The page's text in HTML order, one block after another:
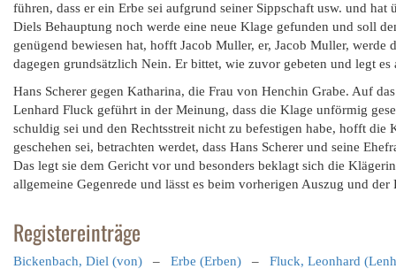
führen, dass er ein Erbe sei aufgrund seiner Sippschaft usw. und
Diels Behauptung noch werde eine neue Klage gefunden und soll
genügend bewiesen hat, hofft Jacob Muller, er, Jacob Muller,
dagegen grundsätzlich Nein. Er bittet, wie zuvor gebeten und legt
Hans Scherer gegen Katharina, die Frau von Henchin Grabe. Auf
Lenhard Fluck geführt in der Meinung, dass die Klage unförmig
schuldig sei und den Rechtsstreit nicht zu befestigen habe, hofft
geschehen sei, betrachten werdet, dass Hans Scherer und seine
Das legt sie dem Gericht vor und besonders beklagt sich die
allgemeine Gegenrede und lässt es beim vorherigen Auszug und
Registereinträge
Bickenbach, Diel (von) – Erbe (Erben) – Fluck, Leonhard